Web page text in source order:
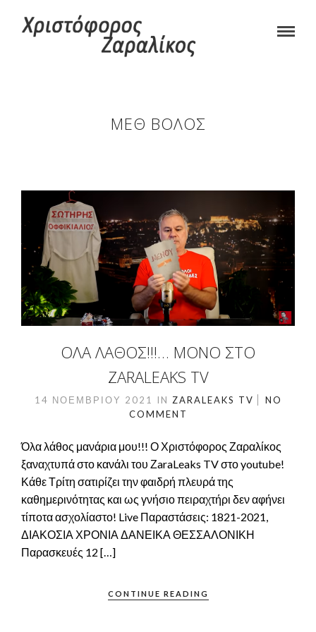
ΜΕΘ ΒΌΛΟΣ
ΌΛΑ ΛΆΘΟΣ!!!… ΜΌΝΟ ΣΤΟ
ZARALEAKS TV
14 ΝΟΕΜΒΡΊΟΥ 2021 IN ZARALEAKS TV
NO
COMMENT
Όλα λάθος μανάρια μου!!! Ο Χριστόφορος Ζαραλίκος
ξαναχτυπά στο κανάλι του ΖaraLeaks TV στο youtube!
Κάθε Τρίτη σατιρίζει την φαιδρή πλευρά της
καθημερινότητας και ως γνήσιο πειραχτήρι δεν αφήνει
τίποτα ασχολίαστο! Live Παραστάσεις: 1821-2021,
ΔΙΑΚΟΣΙΑ ΧΡΟΝΙΑ ΔΑΝΕΙΚΑ ΘΕΣΣΑΛΟΝΙΚΗ
Παρασκευές 12 […]
CONTINUE READING